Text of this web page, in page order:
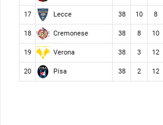
17 Lecce 38 10 8
18 Cremonese 38 8 10
19 Verona 38 3 12
20 Pisa 38 2 12